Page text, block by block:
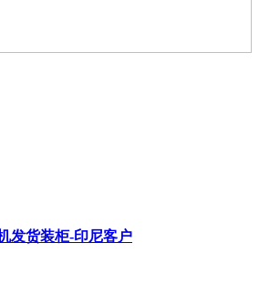
发货装柜-印尼客户